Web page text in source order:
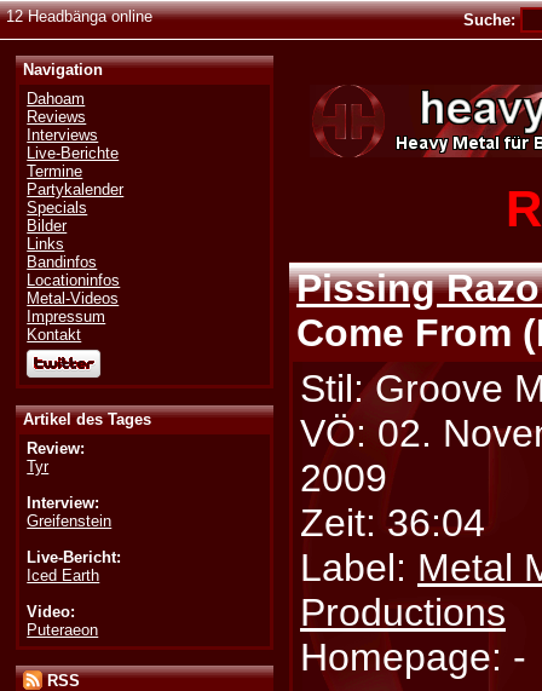
12 Headbänga online Suche:
Navigation
Dahoam
Reviews
Interviews
Live-Berichte
Termine
Partykalender
Specials
Bilder
Links
Bandinfos
Locationinfos
Metal-Videos
Impressum
Kontakt
Artikel des Tages
Review:
Tyr
Interview:
Greifenstein
Live-Bericht:
Iced Earth
Video:
Puteraeon
RSS
Pissing
Come From
Stil: Groove
VÖ: 02.
2009
Zeit: 36:04
Label: Metal
Productions
Homepage: -